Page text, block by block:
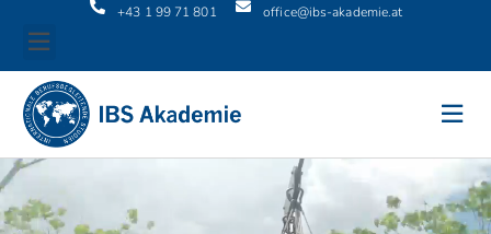
+43 1 99 71 801 office@ibs-akademie.at